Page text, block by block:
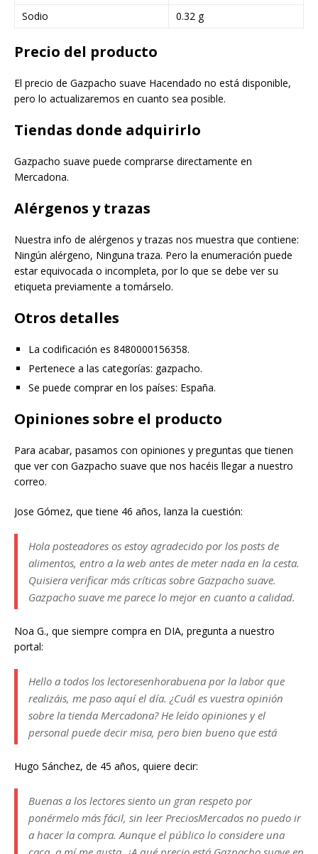
Sodio
0.32 g
Precio del producto
El precio de Gazpacho suave Hacendado no está disponible,
pero lo actualizaremos en cuanto sea posible.
Tiendas donde adquirirlo
Gazpacho suave puede comprarse directamente en
Mercadona.
Alérgenos y trazas
Nuestra info de alérgenos y trazas nos muestra que contiene:
Ningún alérgeno, Ninguna traza. Pero la enumeración puede
estar equivocada o incompleta, por lo que se debe ver su
etiqueta previamente a tomárselo.
Otros detalles
La codificación es 8480000156358.
Pertenece a las categorías: gazpacho.
Se puede comprar en los países: España.
Opiniones sobre el producto
Para acabar, pasamos con opiniones y preguntas que tienen
que ver con Gazpacho suave que nos hacéis llegar a nuestro
correo.
Jose Gómez, que tiene 46 años, lanza la cuestión:
Hola posteadores os estoy agradecido por los posts de
alimentos, entro a la web antes de meter nada en la cesta.
Quisiera verificar más críticas sobre Gazpacho suave.
Gazpacho suave me parece lo mejor en cuanto a calidad.
Noa G., que siempre compra en DIA, pregunta a nuestro
portal:
Hello a todos los lectoresenhorabuena por la labor que
realizáis, me paso aquí el día. ¿Cuál es vuestra opinión
sobre la tienda Mercadona? He leído opiniones y el
personal puede decir misa, pero bien bueno que está
Hugo Sánchez, de 45 años, quiere decir:
Buenas a los lectores siento un gran respeto por
ponérmelo más fácil, sin leer PreciosMercados no puedo ir
a hacer la compra. Aunque el público lo considere una